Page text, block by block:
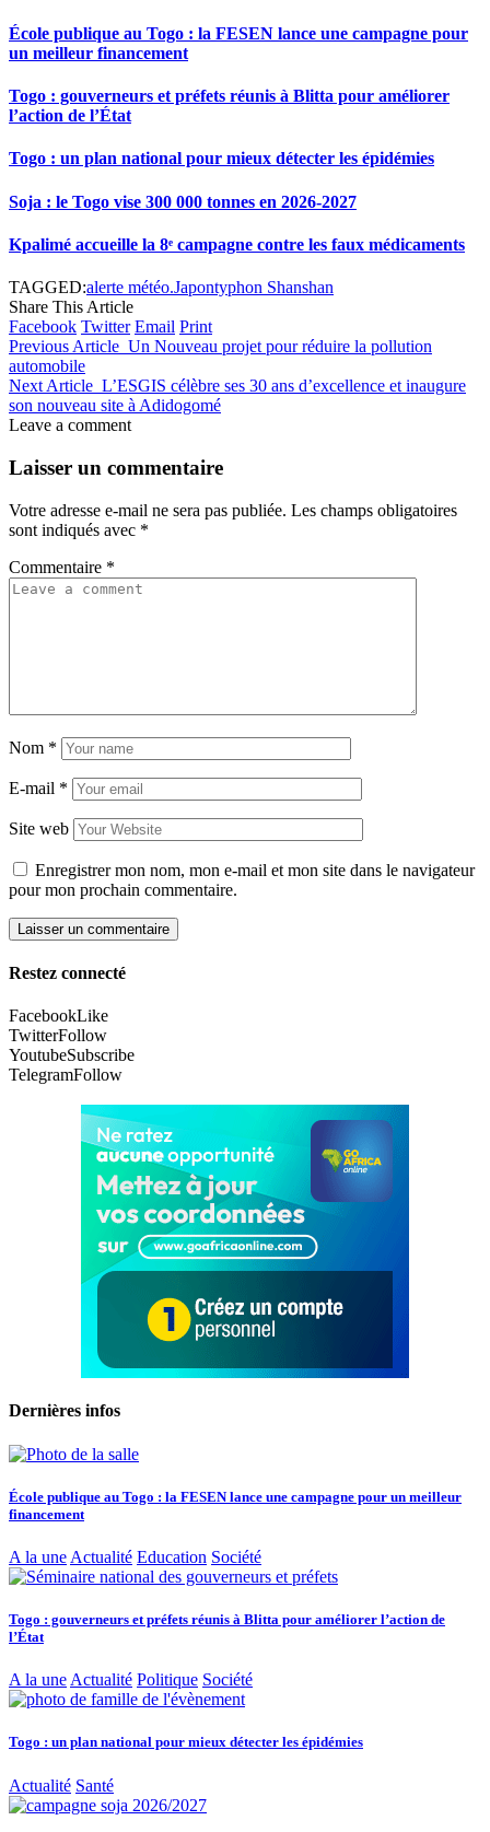
École publique au Togo : la FESEN lance une campagne pour
un meilleur financement
Togo : gouverneurs et préfets réunis à Blitta pour améliorer
l’action de l’État
Togo : un plan national pour mieux détecter les épidémies
Soja : le Togo vise 300 000 tonnes en 2026-2027
Kpalimé accueille la 8ᵉ campagne contre les faux médicaments
TAGGED:alerte météo.Japontyphon Shanshan
Share This Article
Facebook Twitter Email Print
Previous Article Un Nouveau projet pour réduire la pollution
automobile
Next Article L’ESGIS célèbre ses 30 ans d’excellence et inaugure
son nouveau site à Adidogomé
Leave a comment
Laisser un commentaire
Votre adresse e-mail ne sera pas publiée. Les champs obligatoires
sont indiqués avec *
Commentaire *
Nom *
E-mail *
Site web
Enregistrer mon nom, mon e-mail et mon site dans le navigateur
pour mon prochain commentaire.
Restez connecté
FacebookLike
TwitterFollow
YoutubeSubscribe
TelegramFollow
Dernières infos
École publique au Togo : la FESEN lance une campagne pour un meilleur
financement
A la une Actualité Education Société
Togo : gouverneurs et préfets réunis à Blitta pour améliorer l’action de
l’État
A la une Actualité Politique Société
Togo : un plan national pour mieux détecter les épidémies
Actualité Santé